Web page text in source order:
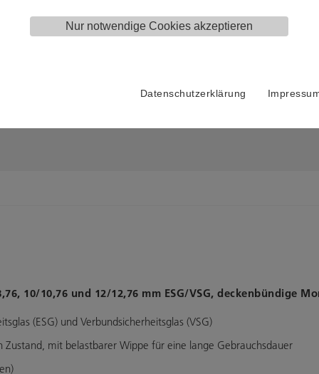
Nur notwendige Cookies akzeptieren
Datenschutzerklärung
Menge
10/10,76 und 12/12,76 mm ESG/VSG, deckenbündige
(ESG) und Verbundsicherheitsglas (VSG)
mit belastbarer Wippe für eine lange Gebrauchsdauer